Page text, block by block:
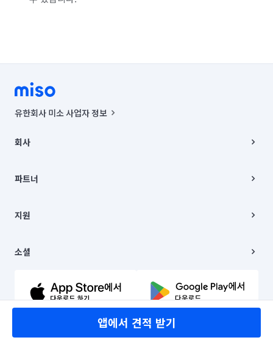
앱에서 견적 받기
유한회사 미소 사업자 정보
00019 |
주소 | 본사: 서울특별시 종로구 율곡로 6(중학동, 트윈트리빌딩) B동 5층
컨택센터 : 서울특별시 종로구 수송동 율곡로 24, 7층, 8층 미소
상품, 상품정보, 거래에 관한 의무와 책임은 거래당사자에게 있습니다.
언론 보도 관련 문의:
© 유한회사 미소. Miso, Inc. All Rights Reserved.
회사
채용
파트너
이사
지원
이용약관
문의하기
소셜
유튜브